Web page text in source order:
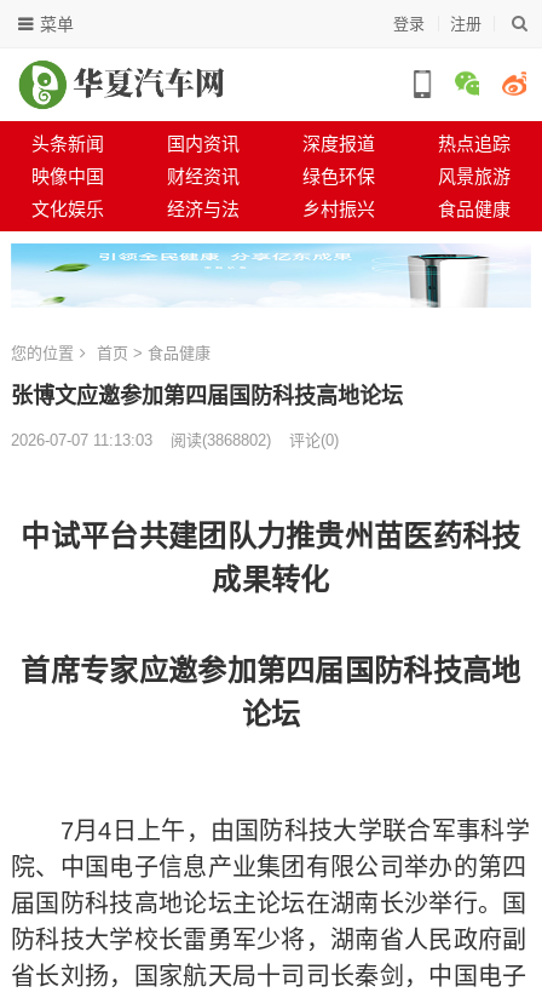
登录 注册
菜单
头条新闻 国内资讯 深度报道
热点追踪
映像中国
财经资讯 绿色环保
风景旅游
文化娱乐
经济与法 乡村振兴 食品健康
您的位置 首页 > 食品健康
张博文应邀参加第四届国防科技高地论坛
2026-07-07 11:13:03 阅读(3868802) 评论(0)
中试平台共建团队力推贵州苗医药科技
成果转化
首席专家应邀参加第四届国防科技高地
论坛
7月4日上午，由国防科技大学联合军事科学
院、中国电子信息产业集团有限公司举办的第四
届国防科技高地论坛主论坛在湖南长沙举行。国
防科技大学校长雷勇军少将，湖南省人民政府副
省长刘扬，国家航天局十司司长秦剑，中国电子